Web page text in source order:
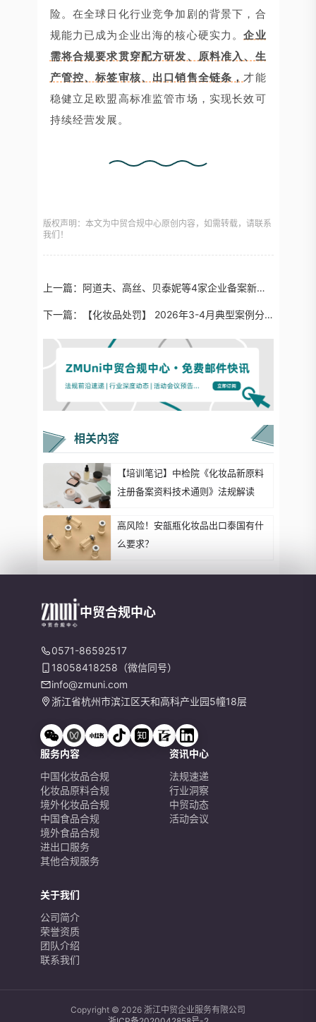
险。在全球日化行业竞争加剧的背景下，合
规能力已成为企业出海的核心硬实力。企业
需将合规要求贯穿配方研发、原料准入、生
产管控、标签审核、出口销售全链条， 才能
稳健立足欧盟高标准监管市场，实现长效可
持续经营发展。
版权声明：本文为中贸合规中心原创内容，如需转载，请联系
我们！
上一篇： 阿道夫、高丝、贝泰妮等4家企业备案新原料
下一篇： 【化妆品处罚】 2026年3-4月典型案例分析：诊所自制美白面膜、祛痘类产品原料安全风险频发…
相关内容
【培训笔记】中检院《化妆品新原料
注册备案资料技术通则》法规解读
高风险！安瓿瓶化妆品出口泰国有什
么要求？
中贸合规中心
0571-86592517
18058418258（微信同号）
info@zmuni.com
浙江省杭州市滨江区天和高科产业园5幢18层
服务内容
中国化妆品合规
化妆品原料合规
境外化妆品合规
中国食品合规
境外食品合规
进出口服务
其他合规服务
资讯中心
法规速递
行业洞察
中贸动态
活动会议
关于我们
公司简介
荣誉资质
团队介绍
联系我们
Copyright © 2026 浙江中贸企业服务有限公司